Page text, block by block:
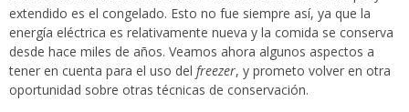
extendido es el congelado. Esto no fue siempre así, ya que la
energía eléctrica es relativamente nueva y la comida se conserva
desde hace miles de años. Veamos ahora algunos aspectos a
tener en cuenta para el uso del freezer, y prometo volver en otra
oportunidad sobre otras técnicas de conservación.